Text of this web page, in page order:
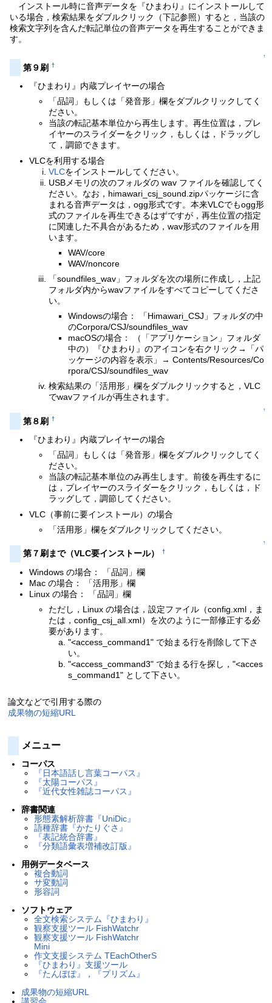
インストール時に音声データを『ひまわり』にインストールして
いる場合，検索結果をダブルクリック（下記参照）すると，当該の
検索文字列を含んだ転記単位の音声データを再生することができま
す。
↑
第９刷 †
『ひまわり』内蔵プレイヤーの場合
「品詞」もしくは「発音形」欄をダブルクリックしてく
ださい。
当該の転記基本単位から再生します。再生位置は，プレ
イヤーのスライダーをクリック，もしくは，ドラッグし
て，調節できます。
VLCを利用する場合
VLCをインストールしてください。
USBメモリの次のフォルダの wav ファイルを確認してく
ださい。なお，himawari_csj_sound.zipパッケージに含
まれる音声データは，ogg形式です。本来VLCでもogg形
式のファイルを再生できるはずですが，再生位置の指定
に関連した不具合があるため，wav形式のファイルを用
います。
WAV/core
WAV/noncore
「soundfiles_wav」フォルダを次の場所に作成し，上記
フォルダ内からwavファイルをすべてコピーしてくださ
い。
Windowsの場合： 「Himawari_CSJ」フォルダの中
のCorpora/CSJ/soundfiles_wav
macOSの場合： （「アプリケーション」フォルダ
中の）『ひまわり』のアイコンを右クリック→「パ
ッケージの内容を表示」→ Contents/Resources/Co
rpora/CSJ/soundfiles_wav
検索結果の「活用形」欄をダブルクリックすると，VLC
でwavファイルが再生されます。
↑
第８刷 †
『ひまわり』内蔵プレイヤーの場合
「品詞」もしくは「発音形」欄をダブルクリックしてく
ださい。
当該の転記基本単位のみ再生します。前後を再生するに
は，プレイヤーのスライダーをクリック，もしくは，ド
ラッグして，調節してください。
VLC（事前に要インストール）の場合
「活用形」欄をダブルクリックしてください。
↑
第７刷まで（VLC要インストール） †
Windows の場合： 「品詞」欄
Mac の場合： 「活用形」欄
Linux の場合： 「品詞」欄
ただし，Linux の場合は，設定ファイル（config.xml，ま
たは，config_csj_all.xml）を次のように一部修正する必
要があります。
"<access_command1" で始まる行を削除して下さ
い。
"<access_command3" で始まる行を探し，"<acces
s_command1" として下さい。
論文などで引用する際の
成果物の短縮URL
メニュー
コーパス
『日本語話し言葉コーパス』
『太陽コーパス』
『近代女性雑誌コーパス』
辞書関連
形態素解析辞書『UniDic』
語種辞書『かたりぐさ』
『表記統合辞書』
『分類語彙表増補改訂版』
用例データベース
複合動詞
サ変動詞
形容詞
ソフトウェア
全文検索システム『ひまわり』
観察支援ツール FishWatchr
観察支援ツール FishWatchr
Mini
作文支援システム TEachOtherS
『ひまわり』支援ツール
『たんぽぽ』，『プリズム』
成果物の短縮URL